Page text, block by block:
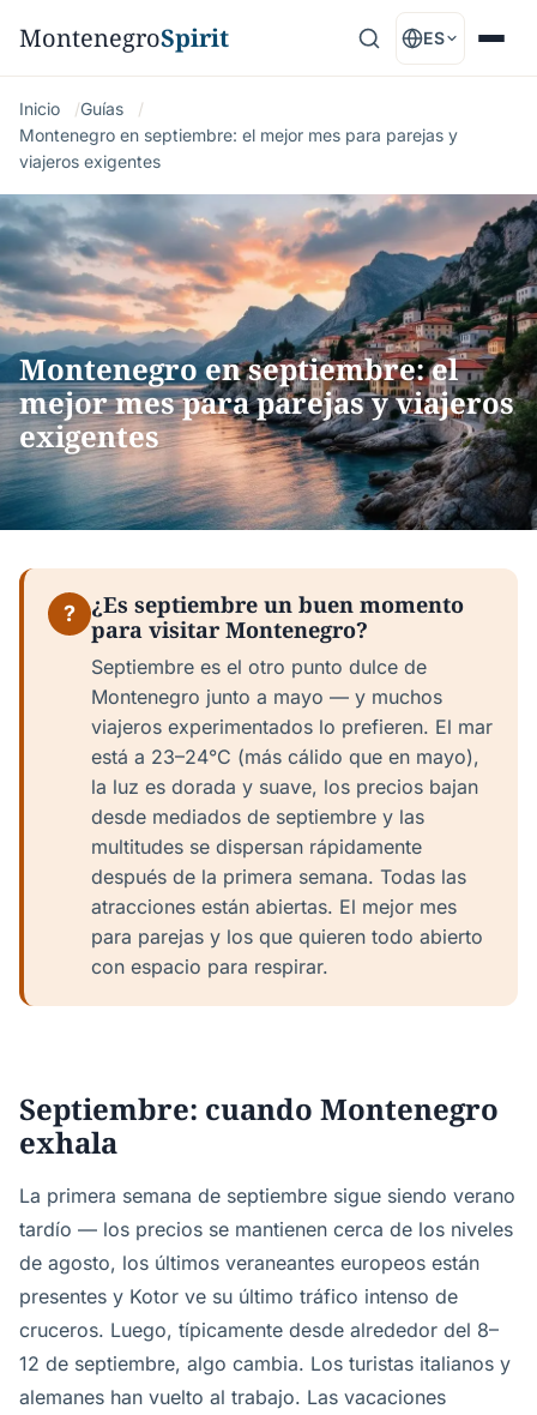
MontenegroSpirit ES
Inicio
Guías
Montenegro en septiembre: el mejor mes para parejas y
viajeros exigentes
Montenegro en septiembre: el
mejor mes para parejas y viajeros
exigentes
?
¿Es septiembre un buen momento
para visitar Montenegro?
Septiembre es el otro punto dulce de
Montenegro junto a mayo — y muchos
viajeros experimentados lo prefieren. El mar
está a 23–24°C (más cálido que en mayo),
la luz es dorada y suave, los precios bajan
desde mediados de septiembre y las
multitudes se dispersan rápidamente
después de la primera semana. Todas las
atracciones están abiertas. El mejor mes
para parejas y los que quieren todo abierto
con espacio para respirar.
Septiembre: cuando Montenegro
exhala
La primera semana de septiembre sigue siendo verano
tardío — los precios se mantienen cerca de los niveles
de agosto, los últimos veraneantes europeos están
presentes y Kotor ve su último tráfico intenso de
cruceros. Luego, típicamente desde alrededor del 8–
12 de septiembre, algo cambia. Los turistas italianos y
alemanes han vuelto al trabajo. Las vacaciones